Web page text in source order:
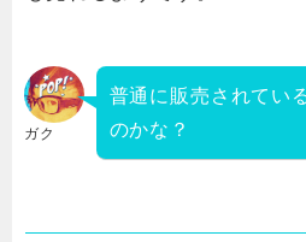
ガク
普通に販売されてい
のかな？